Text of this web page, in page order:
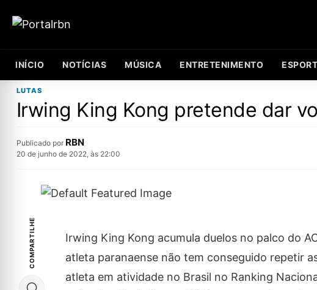
INÍCIO NOTÍCIAS MÚSICA ENTRETENIMENTO
LUTAS
Irwing King Kong pretende dar
Publicado por RBN
20 de junho de 2022, às 22:00
COMPARTILHE
Irwing King Kong acumula duelos no palco do
atleta paranaense não tem conseguido repetir
atleta em atividade no Brasil no Ranking